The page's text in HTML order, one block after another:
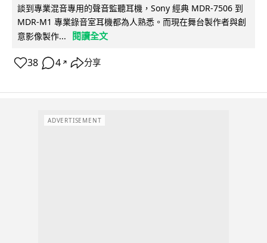
談到專業混音專用的聲音監聽耳機，Sony 經典 MDR-7506 到
MDR-M1 專業錄音室耳機都為人熟悉。而現在舞台製作者與創
意影像製作...
閱讀全文
38 4 ↗ 分享
ADVERTISEMENT